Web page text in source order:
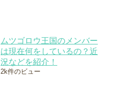
ムツゴロウ王国のメンバー
は現在何をしているの？近
況などを紹介！
2k件のビュー